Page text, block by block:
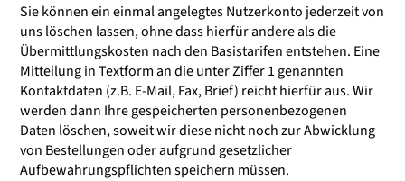
Sie können ein einmal angelegtes Nutzerkonto jederzeit von
uns löschen lassen, ohne dass hierfür andere als die
Übermittlungskosten nach den Basistarifen entstehen. Eine
Mitteilung in Textform an die unter Ziffer 1 genannten
Kontaktdaten (z.B. E-Mail, Fax, Brief) reicht hierfür aus. Wir
werden dann Ihre gespeicherten personenbezogenen
Daten löschen, soweit wir diese nicht noch zur Abwicklung
von Bestellungen oder aufgrund gesetzlicher
Aufbewahrungspflichten speichern müssen.